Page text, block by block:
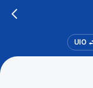
UIO